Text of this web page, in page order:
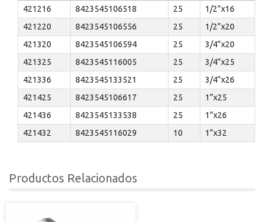
421216 8423545106518 25
1/2”x16
421220
8423545106556 25
1/2”x20
421320
8423545106594 25
3/4”x20
421325
8423545116005 25
3/4”x25
421336
8423545133521 25
3/4”x26
421425
8423545106617 25
1”x25
421436
8423545133538 25
1”x26
421432
8423545116029 10 1”x32
Productos Relacionados